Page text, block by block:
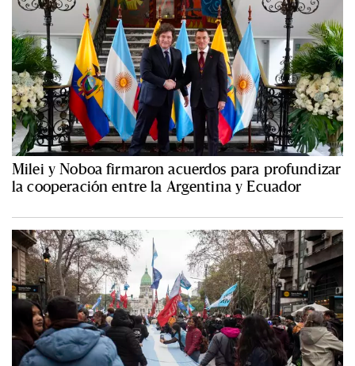
Milei y Noboa firmaron acuerdos para profundizar
la cooperación entre la Argentina y Ecuador